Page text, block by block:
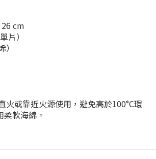
cm
片）
或靠近火源使用，避免高於100°C環
軟海綿。